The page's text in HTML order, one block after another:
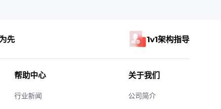
先 1v1架构指导
帮助中心
行业新闻
关于我们
公司简介